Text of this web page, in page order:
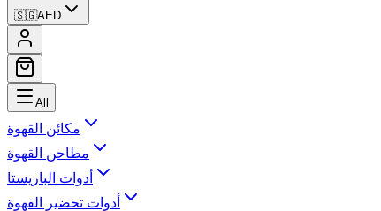
🇸🇬AED
All
مكائن القهوة
مطاحن القهوة
أدوات الباريستا
أدوات تحضير القهوة